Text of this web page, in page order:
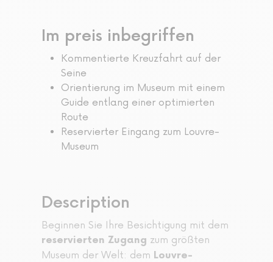
Im preis inbegriffen
Kommentierte Kreuzfahrt auf der
Seine
Orientierung im Museum mit einem
Guide entlang einer optimierten
Route
Reservierter Eingang zum Louvre-
Museum
Description
Beginnen Sie Ihre Besichtigung mit dem
reservierten Zugang zum größten
Museum der Welt: dem Louvre-